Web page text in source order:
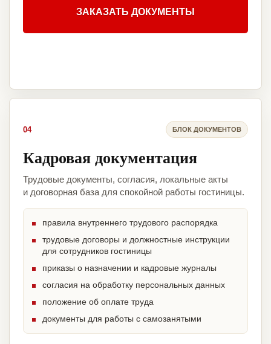
ЗАКАЗАТЬ ДОКУМЕНТЫ
04 БЛОК ДОКУМЕНТОВ
Кадровая документация
Трудовые документы, согласия, локальные акты
и договорная база для спокойной работы гостиницы.
правила внутреннего трудового распорядка
трудовые договоры и должностные инструкции
для сотрудников гостиницы
приказы о назначении и кадровые журналы
согласия на обработку персональных данных
положение об оплате труда
документы для работы с самозанятыми